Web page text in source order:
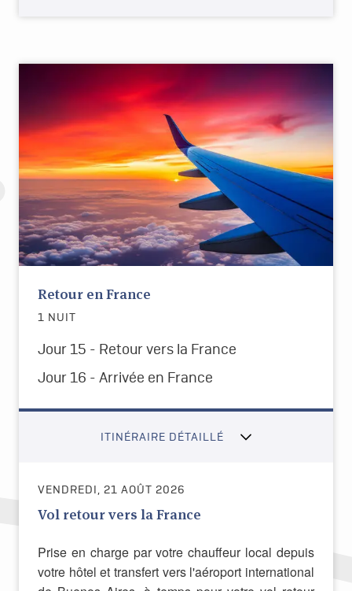
Retour en France
1 NUIT
Jour 15 - Retour vers la France
Jour 16 - Arrivée en France
ITINÉRAIRE DÉTAILLÉ
VENDREDI, 21 AOÛT 2026
Vol retour vers la France
Prise en charge par votre chauffeur local depuis
votre hôtel et transfert vers l'aéroport international